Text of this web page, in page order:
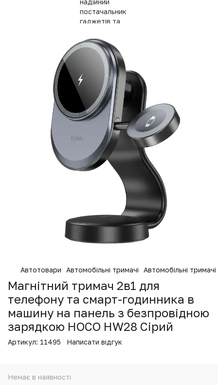
Автотовари Автомобільні тримачі Автомобільні
Магнітний тримач 2в1 для
телефону та смарт-годинника в
машину на панель з безпровідною
зарядкою HOCO HW28 Сірий
Артикул: 11495 Написати відгук
Немає в наявності